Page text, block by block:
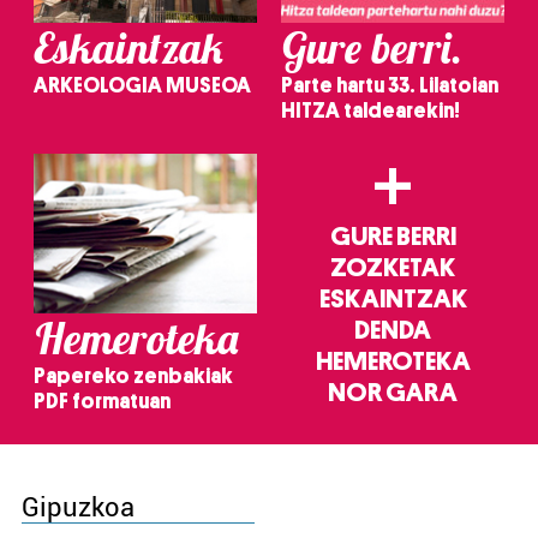
Eskaintzak
ARKEOLOGIA MUSEOA
Gure berri.
Parte hartu 33. Lilatoian
HITZA taldearekin!
Hemeroteka
Papereko zenbakiak
PDF formatuan
+
GURE BERRI
ZOZKETAK
ESKAINTZAK
DENDA
HEMEROTEKA
NOR GARA
Gipuzkoa